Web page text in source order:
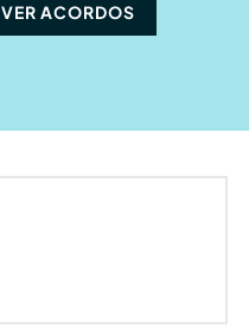
VER ACORDOS